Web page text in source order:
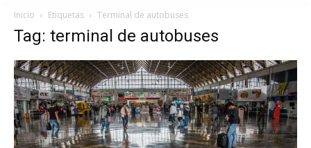
Inicio Etiquetas Terminal de autobuses
Tag: terminal de autobuses